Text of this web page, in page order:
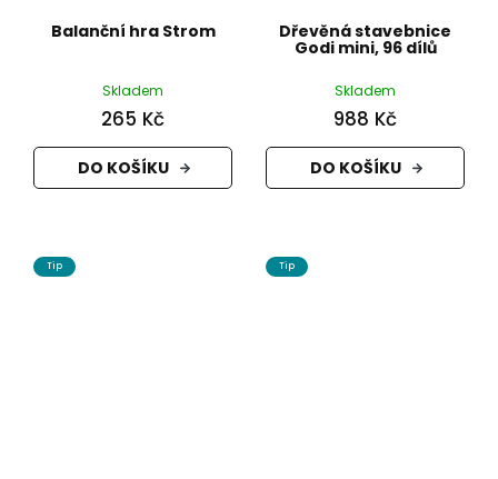
Balanční hra Strom
Skladem
265 Kč
DO KOŠÍKU
Dřevěná stavebnice
Godi mini, 96 dílů
Skladem
988 Kč
DO KOŠÍKU
Tip Tip